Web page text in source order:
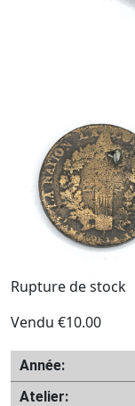
Rupture de stock
Vendu €10.00
Année:
Atelier: